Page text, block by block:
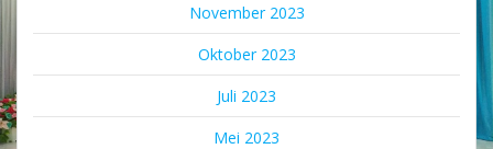
November 2023
Oktober 2023
Juli 2023
Mei 2023